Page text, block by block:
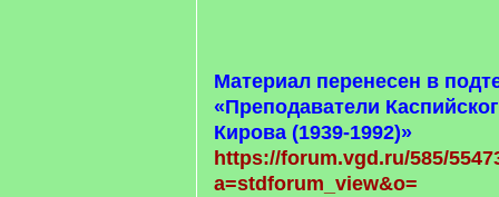
Материал перенесен в
«Преподаватели
Кирова (1939-1992)»
https://forum.vgd.ru/585/
a=stdforum_view&o=